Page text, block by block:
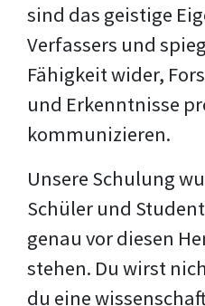
sind das geistige
Verfassers und
Fähigkeit wider,
und Erkenntnisse
kommunizieren.
Unsere Schulung
Schüler und
genau vor diesen
stehen. Du wirst
du eine